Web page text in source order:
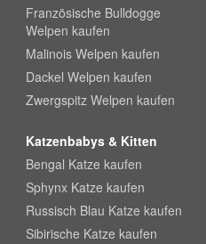
Französische Bulldogge
Welpen kaufen
Malinois Welpen kaufen
Dackel Welpen kaufen
Zwergspitz Welpen kaufen
Katzenbabys & Kitten
Bengal Katze kaufen
Sphynx Katze kaufen
Russisch Blau Katze kaufen
Sibirische Katze kaufen